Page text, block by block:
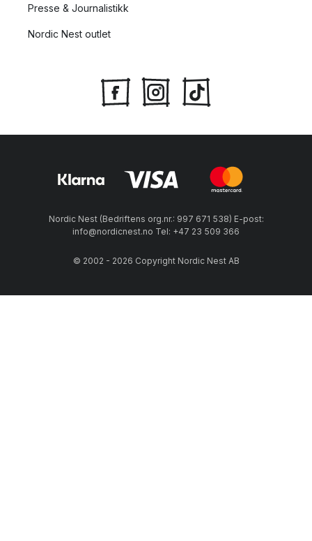
Presse & Journalistikk
Nordic Nest outlet
Nordic Nest (Bedriftens org.nr.: 997 671 538) E-post:
info@nordicnest.no Tel: +47 23 509 366
© 2002 - 2026 Copyright Nordic Nest AB